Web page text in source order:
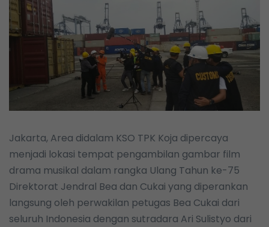
Jakarta, Area didalam KSO TPK Koja dipercaya
menjadi lokasi tempat pengambilan gambar film
drama musikal dalam rangka Ulang Tahun ke-75
Direktorat Jendral Bea dan Cukai yang diperankan
langsung oleh perwakilan petugas Bea Cukai dari
seluruh Indonesia dengan sutradara Ari Sulistyo dari